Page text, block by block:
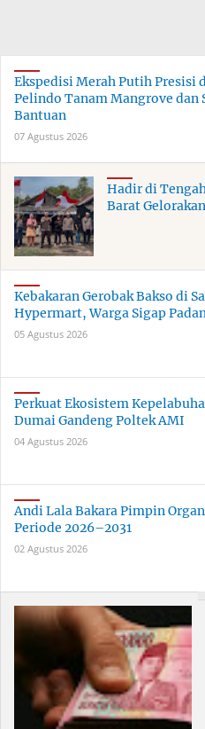
Ekspedisi Merah Putih Presisi
Pelindo Tanam Mangrove dan
Bantuan
07 Agustus 2026
Hadir di
Barat
Kebakaran Gerobak Bakso di
Hypermart, Warga Sigap
05 Agustus 2026
Perkuat Ekosistem
Dumai Gandeng Poltek AMI
04 Agustus 2026
Andi Lala Bakara Pimpin
Periode 2026–2031
02 Agustus 2026